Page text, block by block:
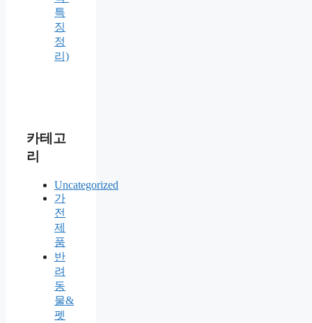
특
징
정
리)
카테고
리
Uncategorized
가
전
제
품
반
려
동
물&
펫